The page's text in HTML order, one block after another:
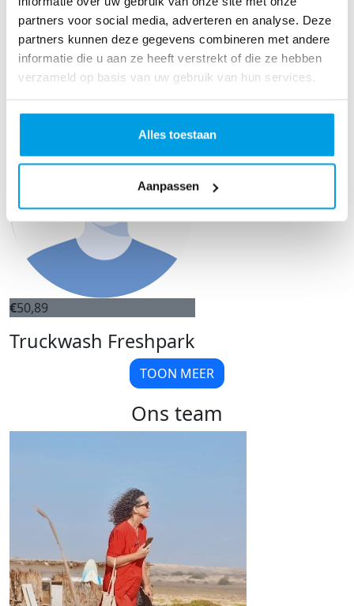
partners voor social media, adverteren en analyse. Deze
partners kunnen deze gegevens combineren met andere
informatie die u aan ze heeft verstrekt of die ze hebben
verzameld op basis van uw gebruik van hun services.
Alles toestaan
Aanpassen
Hout-vast
Voor het 2e jaar op rij zet jij je hiervoor in.
Ongelofelijk trots op jou! Je bent een
€50,89
Truckwash Freshpark
TOON MEER
Ons team